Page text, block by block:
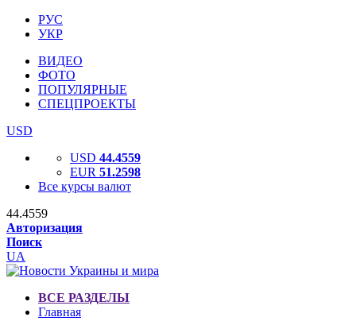
РУС
УКР
ВИДЕО
ФОТО
ПОПУЛЯРНЫЕ
СПЕЦПРОЕКТЫ
USD
USD 44.4559
EUR 51.2598
Все курсы валют
44.4559
Авторизация
Поиск
UA
ВСЕ РАЗДЕЛЫ
Главная